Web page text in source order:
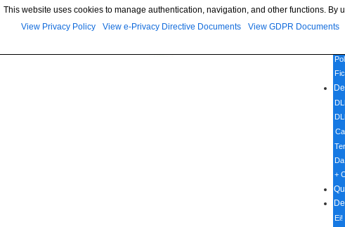
+
This website uses cookies to manage authentication, navigation, and other functions.
View Privacy Policy
View e-Privacy Directive Documents View GDPR Documents